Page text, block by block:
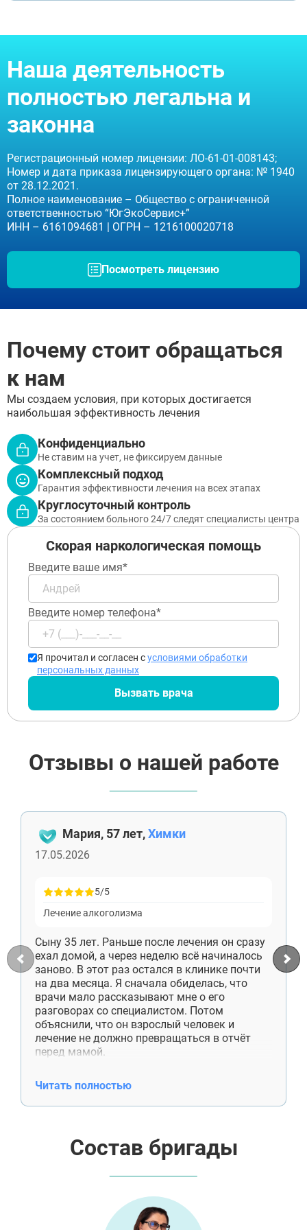
Наша деятельность
полностью легальна и
законна
Регистрационный номер лицензии: ЛО-61-01-008143;
Номер и дата приказа лицензирующего органа: № 1940
от 28.12.2021.
Полное наименование – Общество с ограниченной
ответственностью “ЮгЭкоСервис+”
ИНН – 6161094681 | ОГРН – 1216100020718
Посмотреть лицензию
Почему стоит обращаться
к нам
Мы создаем условия, при которых достигается
наибольшая эффективность лечения
Конфиденциально
Не ставим на учет, не фиксируем данные
Комплексный подход
Гарантия эффективности лечения на всех этапах
Круглосуточный контроль
За состоянием больного 24/7 следят специалисты центра
Скорая наркологическая помощь
Введите ваше имя*
Введите номер телефона*
Я прочитал и согласен сусловиями обработки
персональных данных
Вызвать врача
Отзывы о нашей работе
Мария, 57 лет,Химки
17.05.2026
5/5
Лечение алкоголизма
Сыну 35 лет. Раньше после лечения он сразу
ехал домой, а через неделю всё начиналось
заново. В этот раз остался в клинике почти
на два месяца. Я сначала обиделась, что
врачи мало рассказывают мне о его
разговорах со специалистом. Потом
объяснили, что он взрослый человек и
лечение не должно превращаться в отчёт
перед мамой.
работает, приезжает к нам по выходным.
Денег больше не просит. Недавно сам купил
отцу лекарства, хотя раньше даже не
поняла, что помощь — это не постоянные
проверки и спасение от каждой
Читать полностью
Состав бригады
Оставляя заявку Вы соглашаетесь с политикой
Отправить
конфиденциальности
Ступино
Краснознаменск
Апрелевка
Протвино
Истра
Ликино-Дулёво
Можайск
Дедовск
Электрогорск
Луховицы
Красноармейск
Волоколамск
Старая Купавна
Кубинка
Рошаль
Хотьково
Зарайск
Куровское
Пущино
Черноголовка
Руза
Краснозаводск
Яхрома
Белоозёрский
Высоковск
Дрезна
Пересвет